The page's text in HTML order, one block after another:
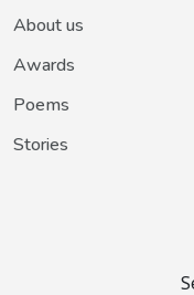
About us
Awards
Poems
Stories